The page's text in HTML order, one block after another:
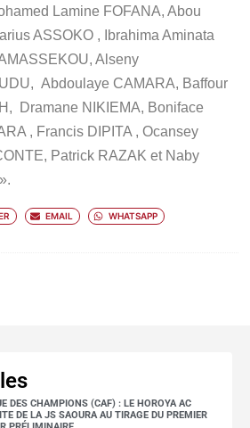
Lamine FOFANA, Abou
ASSOKO , Ibrahima Aminata
Alseny
Abdoulaye CAMARA, Baffour
Dramane NIKIEMA, Boniface
, Francis DIPITA , Ocansey
Patrick RAZAK et Naby
EMAIL WHATSAPP
DES CHAMPIONS (CAF) : LE HOROYA AC
DE LA JS SAOURA AU TIRAGE DU PREMIER